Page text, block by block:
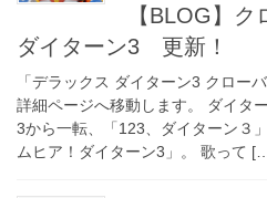
【BLOG】クローバー デラックス
ダイターン3 更新！
「デラックス ダイターン3 クロー
詳細ページへ移動します。 ダイタ
3から一転、「123、ダイターン３
ムヒア！ダイターン3」。 歌って